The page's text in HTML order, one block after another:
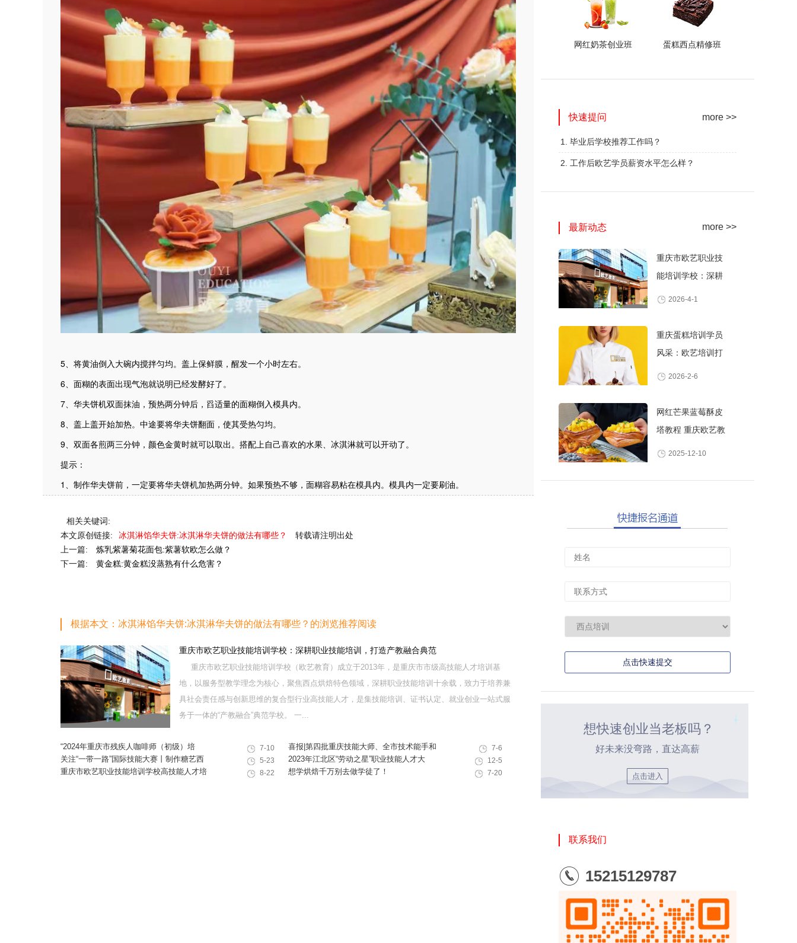
5、将黄油倒入大碗内搅拌匀均。盖上保鲜膜，醒发一个小时左右。
6、面糊的表面出现气泡就说明已经发酵好了。
7、华夫饼机双面抹油，预热两分钟后，舀适量的面糊倒入模具内。
8、盖上盖开始加热。中途要将华夫饼翻面，使其受热匀均。
9、双面各煎两三分钟，颜色金黄时就可以取出。搭配上自己喜欢的水果、冰淇淋就可以开动了。
提示：
1、制作华夫饼前，一定要将华夫饼机加热两分钟。如果预热不够，面糊容易粘在模具内。模具内一定要刷油。
相关关键词:
本文原创链接:
冰淇淋馅华夫饼:冰淇淋华夫饼的做法有哪些？
转载请注明出处
上一篇:
炼乳紫薯菊花面包:紫薯软欧怎么做？
下一篇:
黄金糕:黄金糕没蒸熟有什么危害？
根据本文：冰淇淋馅华夫饼:冰淇淋华夫饼的做法有哪些？的浏览推荐阅读
重庆市欧艺职业技能培训学校：深耕职业技能培训，打造产教融合典范
重庆市欧艺职业技能培训学校（欧艺教育）成立于2013年，是重庆市市级高技能人才培训基
地，以服务型教学理念为核心，聚焦西点烘焙特色领域，深耕职业技能培训十余载，致力于培养兼
具社会责任感与创新思维的复合型行业高技能人才，是集技能培训、证书认定、就业创业一站式服
务于一体的“产教融合”典范学校。 一...
“2024年重庆市残疾人咖啡师（初级）培
训”职业技能提升计划活动
7-10
喜报|第四批重庆技能大师、全市技术能手和
巴渝青年技能之星名单出炉，重庆欧艺职业
技能培训学校技能人才榜上有名！
7-6
关注“一带一路”国际技能大赛丨制作糖艺西
点，看手艺更考验审美
5-23
2023年江北区“劳动之星”职业技能人才大
赛，我校选手荣获互联网营销师第一名
12-5
重庆市欧艺职业技能培训学校高技能人才培
8-22 想学烘焙千万别去做学徒了！ 7-20
咖啡甜点创业班
火爆的专业
法式甜点创业班
火爆的专业
网红奶茶创业班
火爆的专业
蛋糕西点精修班
火爆的专业
快速提问 more >>
1. 毕业后学校推荐工作吗？
2. 工作后欧艺学员薪资水平怎么样？
最新动态 more >>
重庆市欧艺职业技
能培训学校：深耕
2026-4-1
重庆蛋糕培训学员
风采：欧艺培训打
2026-2-6
网红芒果蓝莓酥皮
塔教程 重庆欧艺教
2025-12-10
点击快速提交
想快速创业当老板吗？
好未来没弯路，直达高薪
点击进入
联系我们
15215129787